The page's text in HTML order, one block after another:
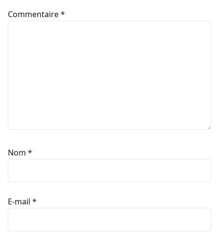
Commentaire*
Nom *
E-mail *